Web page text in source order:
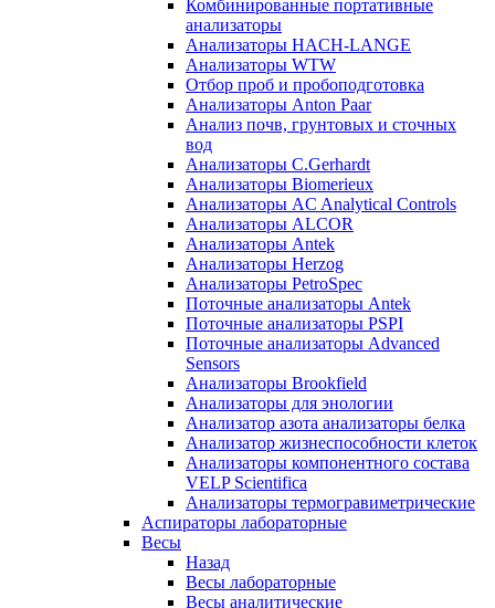
Комбинированные портативные
анализаторы
Анализаторы HACH-LANGE
Анализаторы WTW
Отбор проб и пробоподготовка
Анализаторы Anton Paar
Анализ почв, грунтовых и сточных
вод
Анализаторы C.Gerhardt
Анализаторы Biomerieux
Анализаторы AC Analytical Controls
Анализаторы ALCOR
Анализаторы Antek
Анализаторы Herzog
Анализаторы PetroSpec
Поточные анализаторы Antek
Поточные анализаторы PSPI
Поточные анализаторы Advanced
Sensors
Анализаторы Brookfield
Анализаторы для энологии
Анализатор азота анализаторы белка
Анализатор жизнеспособности клеток
Анализаторы компонентного состава
VELP Scientifica
Анализаторы термогравиметрические
Аспираторы лабораторные
Весы
Назад
Весы лабораторные
Весы аналитические